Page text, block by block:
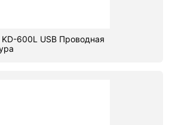
600L USB Проводная